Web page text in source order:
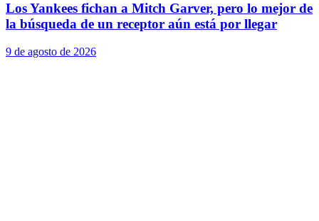
Los Yankees fichan a Mitch Garver, pero lo mejor de
la búsqueda de un receptor aún está por llegar
9 de agosto de 2026